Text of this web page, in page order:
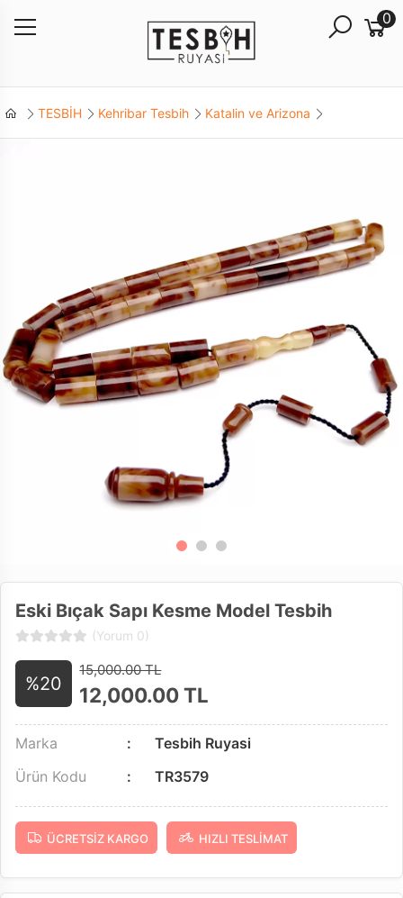
0
TESBİH Kehribar Tesbih Katalin ve Arizona
Eski Bıçak Sapı Kesme Model Tesbih
(Yorum 0)
%20
15,000.00 TL
12,000.00TL
Marka
Tesbih Ruyasi
Ürün Kodu
TR3579
ÜCRETSIZ KARGO HIZLI TESLIMAT